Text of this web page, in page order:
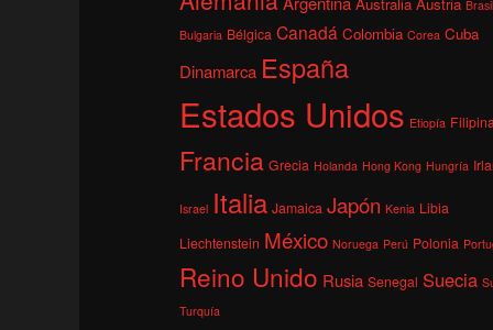
Brasil
Bulgaria Bélgica Canadá Colombia Corea Cuba
Dinamarca España
Estados Unidos Etiopía
Francia Grecia Holanda Hong Kong Hungría
Israel Italia Jamaica Japón Kenia Libia
Liechtenstein México Noruega Perú Polonia
Reino Unido Rusia Senegal Suecia
Turquía